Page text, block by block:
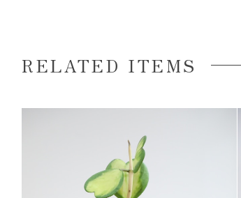
RELATED ITEMS